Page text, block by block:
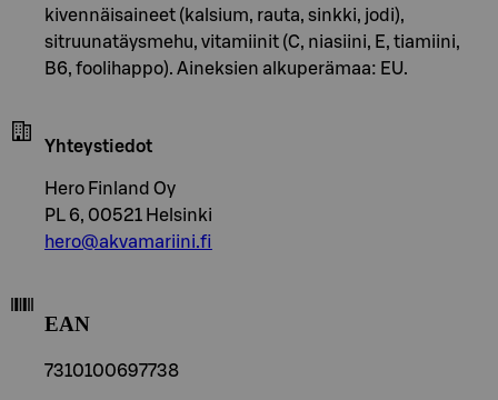
kivennäisaineet (kalsium, rauta, sinkki, jodi),
sitruunatäysmehu, vitamiinit (C, niasiini, E, tiamiini,
B6, foolihappo). Aineksien alkuperämaa: EU.
Yhteystiedot
Hero Finland Oy
PL 6, 00521 Helsinki
hero@akvamariini.fi
EAN
7310100697738